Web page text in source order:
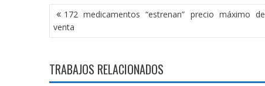
NAVEGACIÓN
DE
ENTRADAS
172 medicamentos “estrenan” precio máximo de
venta
TRABAJOS RELACIONADOS